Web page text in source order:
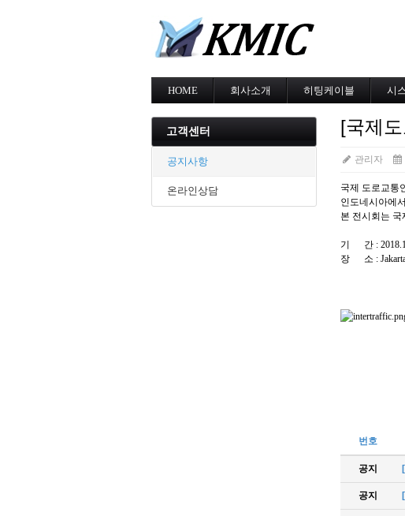
HOME 회사소개 히팅케이블
스노우멜팅
지붕융설
시
지
동
산
부
고객센터
공지사항
온라인상담
[국제
관리자
국제 도로교통
인도네시아에
본 전시회는
기 간 :
장 소 : Jakarta
번호
공지
공지